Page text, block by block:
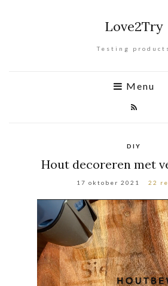
Love2Try
Testing
Menu
DIY
Hout decoreren met
17 oktober 2021 22